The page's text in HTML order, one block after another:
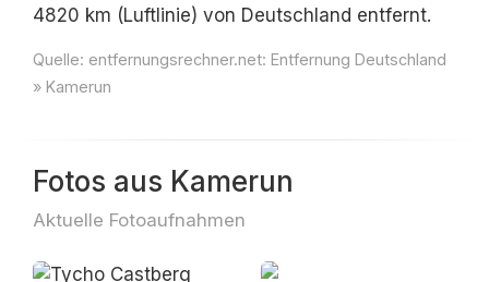
4820 km (Luftlinie) von Deutschland entfernt.
Quelle: entfernungsrechner.net: Entfernung Deutschland
» Kamerun
Fotos aus Kamerun
Aktuelle Fotoaufnahmen